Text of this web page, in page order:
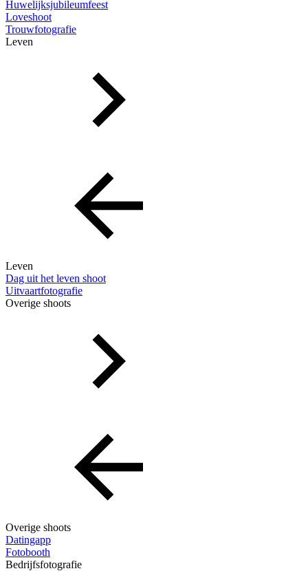
Huwelijksjubileumfeest
Loveshoot
Trouwfotografie
Leven
Leven
Dag uit het leven shoot
Uitvaartfotografie
Overige shoots
Overige shoots
Datingapp
Fotobooth
Bedrijfsfotografie